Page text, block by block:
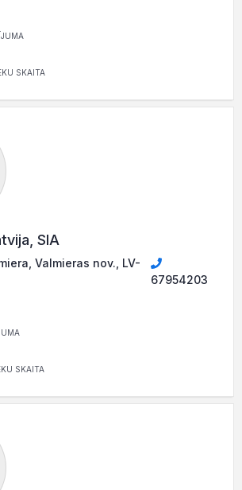
SKAITA
SIA
Valmieras nov., LV-
67954203
SKAITA